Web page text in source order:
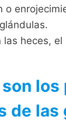
o
las heces,
de las